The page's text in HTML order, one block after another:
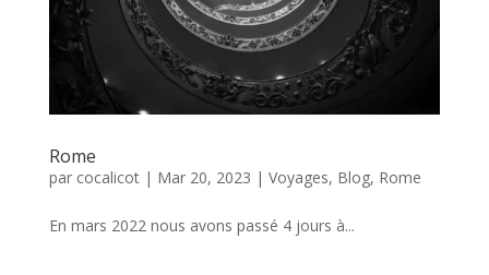
Rome
par cocalicot| Mar 20, 2023 | Voyages, Blog, Rome
En mars 2022 nous avons passé 4 jours à...